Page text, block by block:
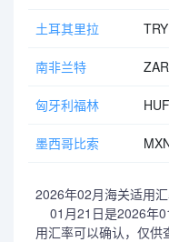
土耳其里拉 TRY
南非兰特 ZAR
匈牙利福林 HUF
墨西哥比索
2026年02月海关适用
01月21日是2026年
用汇率可以确认，仅供